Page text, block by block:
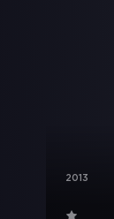
2013